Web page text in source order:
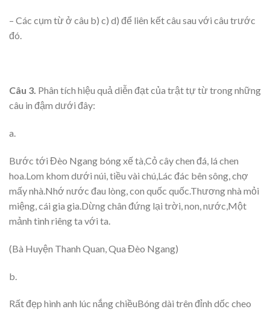
– Các cụm từ ở câu b) c) d) để liên kết câu sau với câu trước
đó.
Câu 3. Phân tích hiệu quả diễn đạt của trật tự từ trong những
câu in đậm dưới đây:
a.
Bước tới Đèo Ngang bóng xế tà,Cỏ cây chen đá, lá chen
hoa.Lom khom dưới núi, tiều vài chú,Lác đác bên sông, chợ
mấy nhà.Nhớ nước đau lòng, con quốc quốc.Thương nhà mỏi
miệng, cái gia gia.Dừng chân đứng lại trời, non, nước,Một
mảnh tình riêng ta với ta.
(Bà Huyện Thanh Quan, Qua Đèo Ngang)
b.
Rất đẹp hình anh lúc nắng chiềuBóng dài trên đỉnh dốc cheo